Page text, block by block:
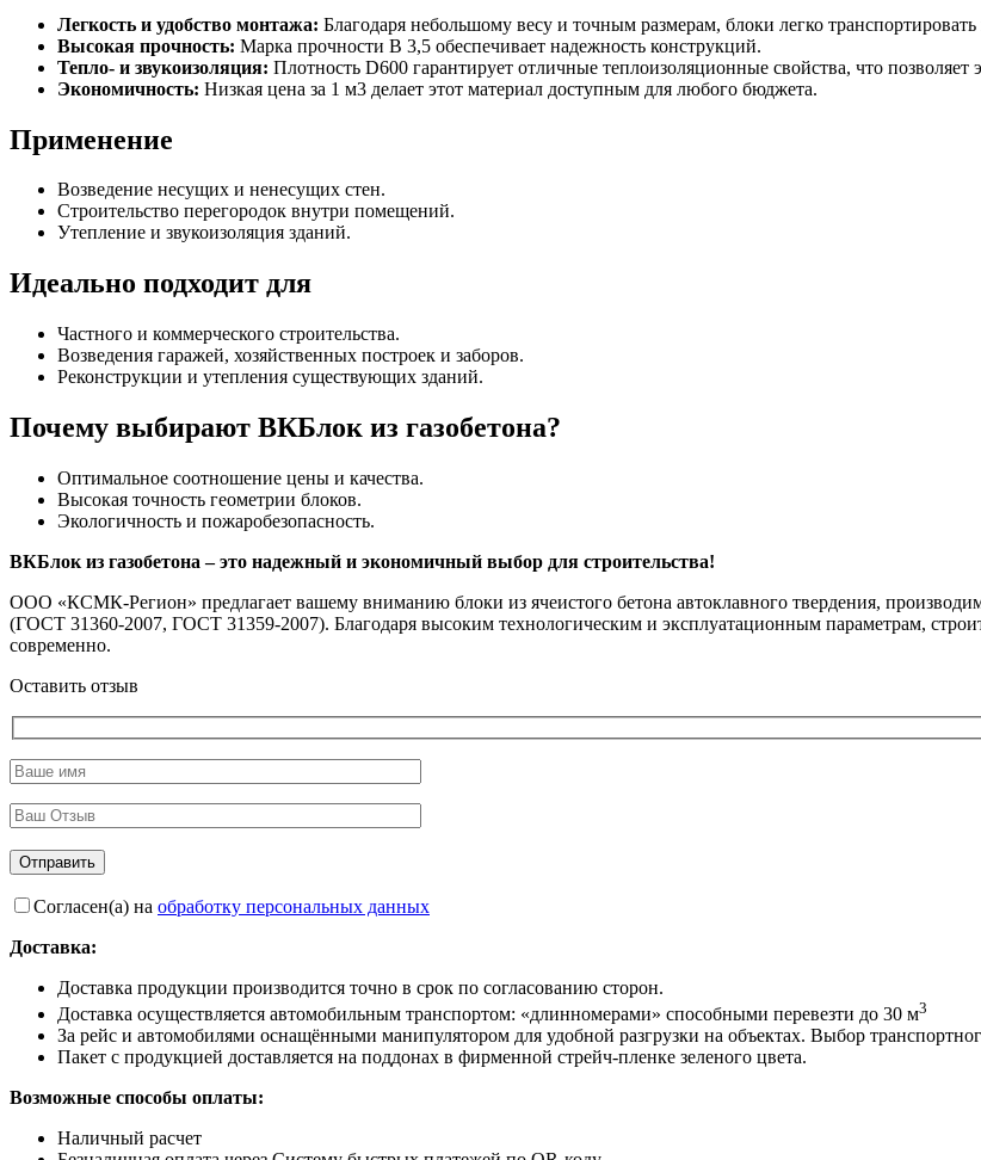
Легкость и удобство монтажа: Благодаря небольшому весу и точным размерам, блоки легко
Высокая прочность: Марка прочности B 3,5 обеспечивает надежность конструкций.
Тепло- и звукоизоляция: Плотность D600 гарантирует отличные теплоизоляционные свойства, что позволяет
Экономичность: Низкая цена за 1 м3 делает этот материал доступным для любого бюджета.
Применение
Возведение несущих и ненесущих стен.
Строительство перегородок внутри помещений.
Утепление и звукоизоляция зданий.
Идеально подходит для
Частного и коммерческого строительства.
Возведения гаражей, хозяйственных построек и заборов.
Реконструкции и утепления существующих зданий.
Почему выбирают ВКБлок из газобетона?
Оптимальное соотношение цены и качества.
Высокая точность геометрии блоков.
Экологичность и пожаробезопасность.
ВКБлок из газобетона – это надежный и экономичный выбор для строительства!
ООО «КСМК-Регион» предлагает вашему вниманию блоки из ячеистого бетона автоклавного твердения,
(ГОСТ 31360-2007, ГОСТ 31359-2007). Благодаря высоким технологическим и эксплуатационным параметрам,
современно.
Оставить отзыв
Согласен(а) на обработку персональных данных
Доставка:
Доставка продукции производится точно в срок по согласованию сторон.
Доставка осуществляется автомобильным транспортом: «длинномерами» способными перевезти до 30 м3
За рейс и автомобилями оснащёнными манипулятором для удобной разгрузки на объектах. Выбор
Пакет с продукцией доставляется на поддонах в фирменной стрейч-пленке зеленого цвета.
Возможные способы оплаты:
Наличный расчет